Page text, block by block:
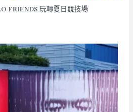
FRIENDS 玩轉夏日競技場